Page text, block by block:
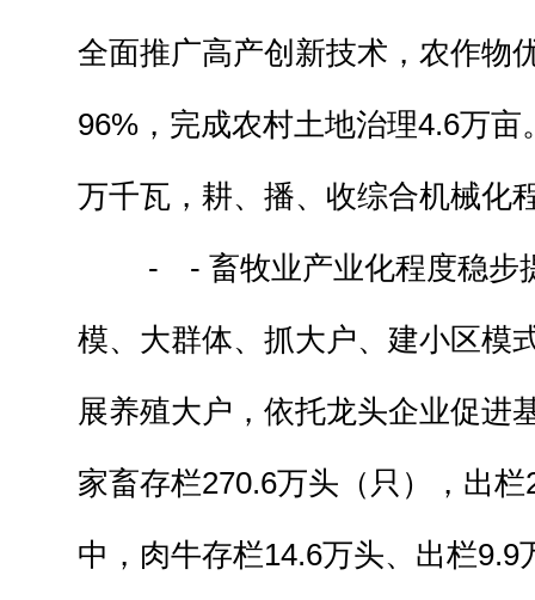
全面推广高产创新技术，农作物
96%，完成农村土地治理4.6万
万千瓦，耕、播、收综合机械化
- - 畜牧业产业化程度稳步提
模、大群体、抓大户、建小区模
展养殖大户，依托龙头企业促进
家畜存栏270.6万头（只），出
中，肉牛存栏14.6万头、出栏9.9